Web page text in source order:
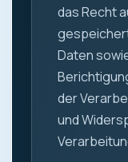
das Recht
Daten
der
und